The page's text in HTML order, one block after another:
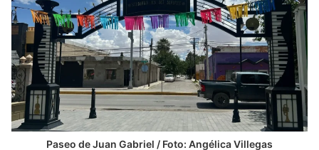
Paseo de Juan Gabriel / Foto: Angélica Villegas